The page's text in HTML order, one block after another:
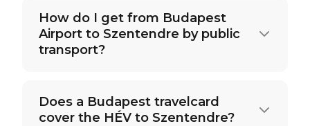
How do I get from Budapest
Airport to Szentendre by public
transport?
Does a Budapest travelcard
cover the HÉV to Szentendre?